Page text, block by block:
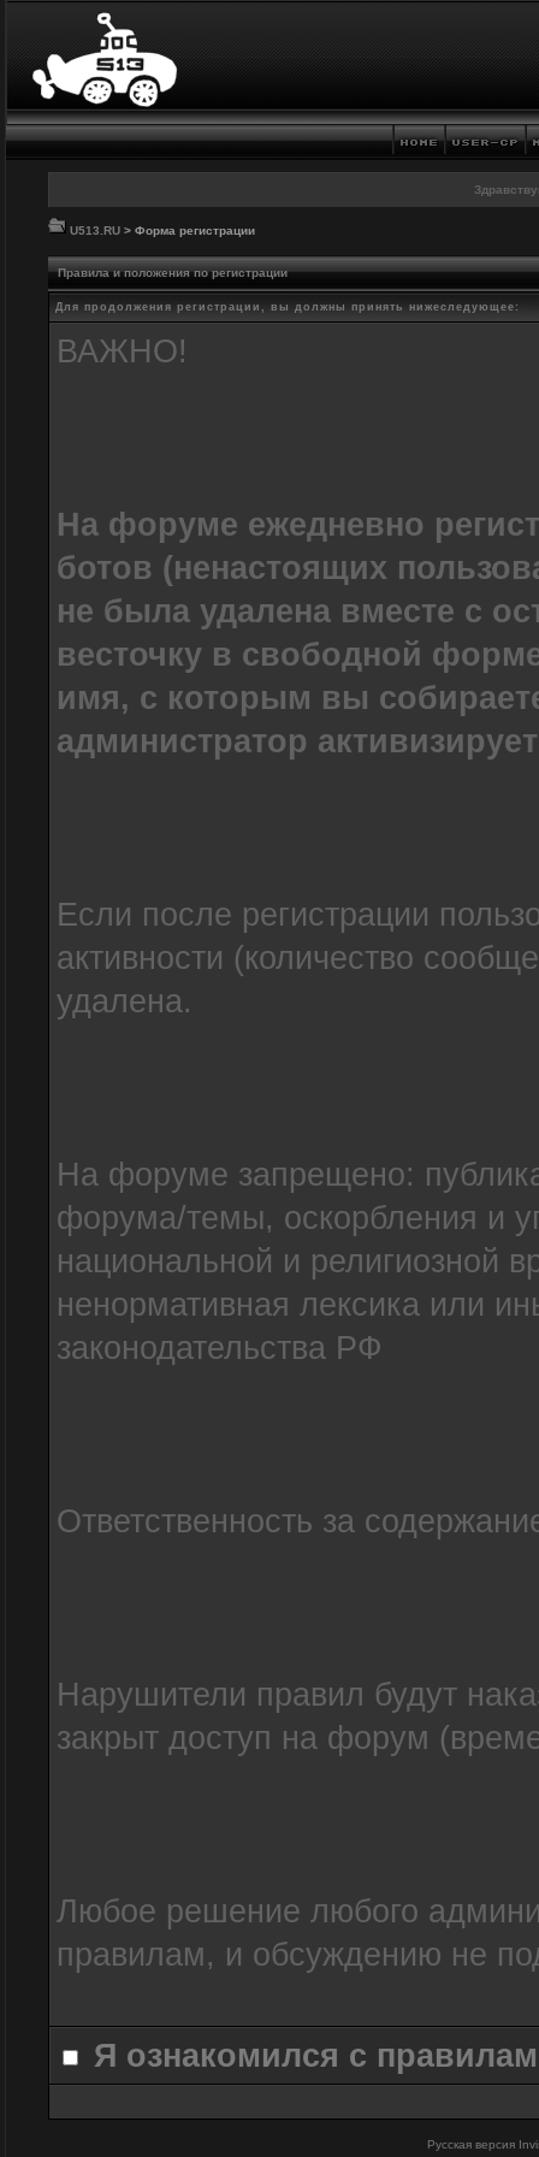
U513.RU > Форма регистрации
Правила и положения по регистрации
Для продолжения регистрации, вы должны принять нижеследующее:
ВАЖНО!
На форуме ежедневно
ботов (ненастоящих
не была удалена вместе с
весточку в свободной
имя, с которым вы
администратор
Если после регистрации
активности (количество
удалена.
На форуме запрещено:
форума/темы, оскорбления и
национальной и религиозной
ненормативная лексика или
законодательства РФ
Ответственность за
Нарушители правил будут
закрыт доступ на форум
Любое решение любого
правилам, и обсуждению не
Я ознакомился с
Русская версия